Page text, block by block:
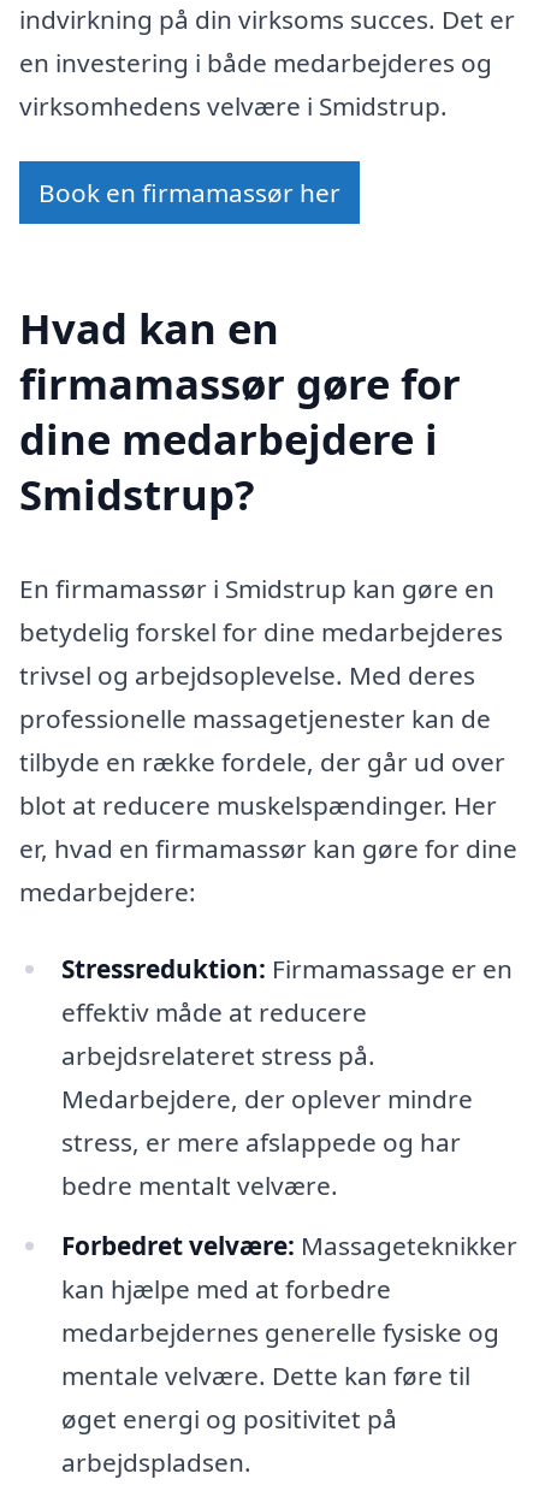
indvirkning på din virksoms succes. Det er
en investering i både medarbejderes og
virksomhedens velvære i Smidstrup.
Book en firmamassør her
Hvad kan en
firmamassør gøre for
dine medarbejdere i
Smidstrup?
En firmamassør i Smidstrup kan gøre en
betydelig forskel for dine medarbejderes
trivsel og arbejdsoplevelse. Med deres
professionelle massagetjenester kan de
tilbyde en række fordele, der går ud over
blot at reducere muskelspændinger. Her
er, hvad en firmamassør kan gøre for dine
medarbejdere:
Stressreduktion: Firmamassage er en
effektiv måde at reducere
arbejdsrelateret stress på.
Medarbejdere, der oplever mindre
stress, er mere afslappede og har
bedre mentalt velvære.
Forbedret velvære: Massageteknikker
kan hjælpe med at forbedre
medarbejdernes generelle fysiske og
mentale velvære. Dette kan føre til
øget energi og positivitet på
arbejdspladsen.